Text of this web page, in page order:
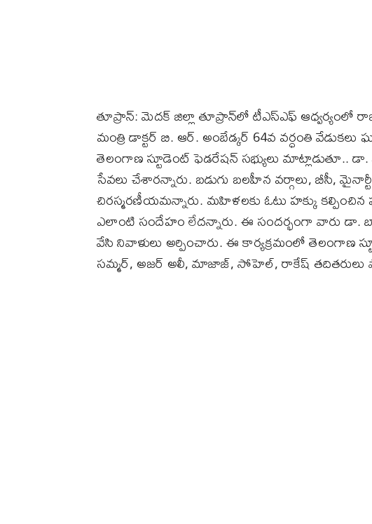
తూప్రాన్: మెదక్ జిల్లా తూప్రాన్‌లో టీఎస్ఎఫ్
మంత్రి డాక్టర్‌ బి. ఆర్. అంబేడ్కర్ 64వ వర్ధంతి
తెలంగాణ స్టూడెంట్ ఫెడరేషన్ సభ్యులు
సేవలు చేశారన్నారు. బడుగు బలహీన వర్గాలు, బీసీ,
చిరస్మరణీయమన్నారు. మహిళలకు ఓటు హక్కు
ఎలాంటి సందేహం లేదన్నారు. ఈ సందర్భంగా వారు
వేసి నివాళులు అర్పించారు. ఈ కార్యక్రమంలో తెలంగాణ
సమ్మర్, అజర్ అలీ, మాజాజ్, సోహెల్, రాకేష్ తదితరులు